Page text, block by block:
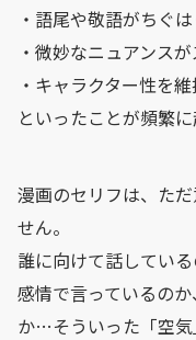
・語尾や敬語がちぐは
・微妙なニュアンス
・キャラクター性を
といったことが頻繁に
漫画のセリフは、た
せん。
誰に向けて話してい
感情で言っているの
か…そういった「空